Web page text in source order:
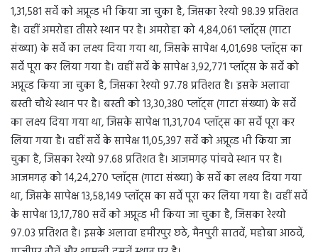
1,31,581 सर्वे काे अप्रूव्ड भी किया जा चुका है, जिसका रेश्यो 98.39 प्रतिशत
है। वहीं अमरोहा तीसरे स्थान पर है। अमरोहा को 4,84,061 प्लॉट्स (गाटा
संख्या) के सर्वे का लक्ष्य दिया गया था, जिसके सापेक्ष 4,01,698 प्लॉट्स का
सर्वे पूरा कर लिया गया है। वहीं सर्वे के सापेक्ष 3,92,771 प्लॉट्स के सर्वे को
अप्रूव्ड किया जा चुका है, जिसका रेश्यो 97.78 प्रतिशत है। इसके अलावा
बस्ती चौथे स्थान पर है। बस्ती को 13,30,380 प्लॉट्स (गाटा संख्या) के सर्वे
का लक्ष्य दिया गया था, जिसके सापेक्ष 11,31,704 प्लॉट्स का सर्वे पूरा कर
लिया गया है। वहीं सर्वे के सापेक्ष 11,05,397 सर्वे काे अप्रूव्ड भी किया जा
चुका है, जिसका रेश्यो 97.68 प्रतिशत है। आजमगढ़ पांचवे स्थान पर है।
आजमगढ़ को 14,24,270 प्लॉट्स (गाटा संख्या) के सर्वे का लक्ष्य दिया गया
था, जिसके सापेक्ष 13,58,149 प्लॉट्स का सर्वे पूरा कर लिया गया है। वहीं सर्वे
के सापेक्ष 13,17,780 सर्वे काे अप्रूव्ड भी किया जा चुका है, जिसका रेश्यो
97.03 प्रतिशत है। इसके अलावा हमीरपुर छठे, मैनपुरी सातवें, महोबा आठवें,